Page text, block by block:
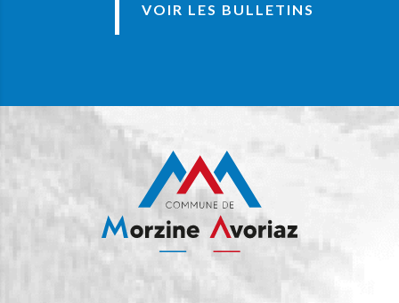
VOIR LES BULLETINS